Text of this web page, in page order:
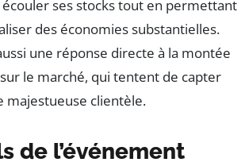
ses stocks tout en permettant
des économies substantielles.
une réponse directe à la montée
le marché, qui tentent de capter
majestueuse clientèle.
de l’événement